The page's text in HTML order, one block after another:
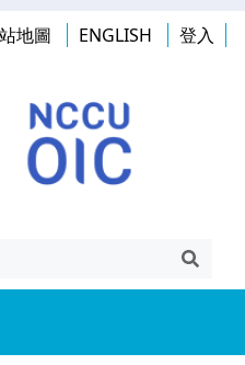
地圖 ENGLISH 登入